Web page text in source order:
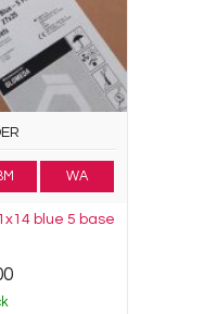
WA
blue 5 base